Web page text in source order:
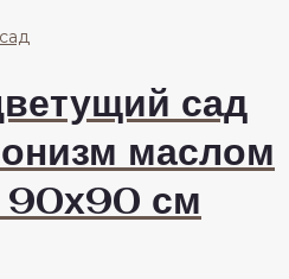
сад
маслом
90х90 см